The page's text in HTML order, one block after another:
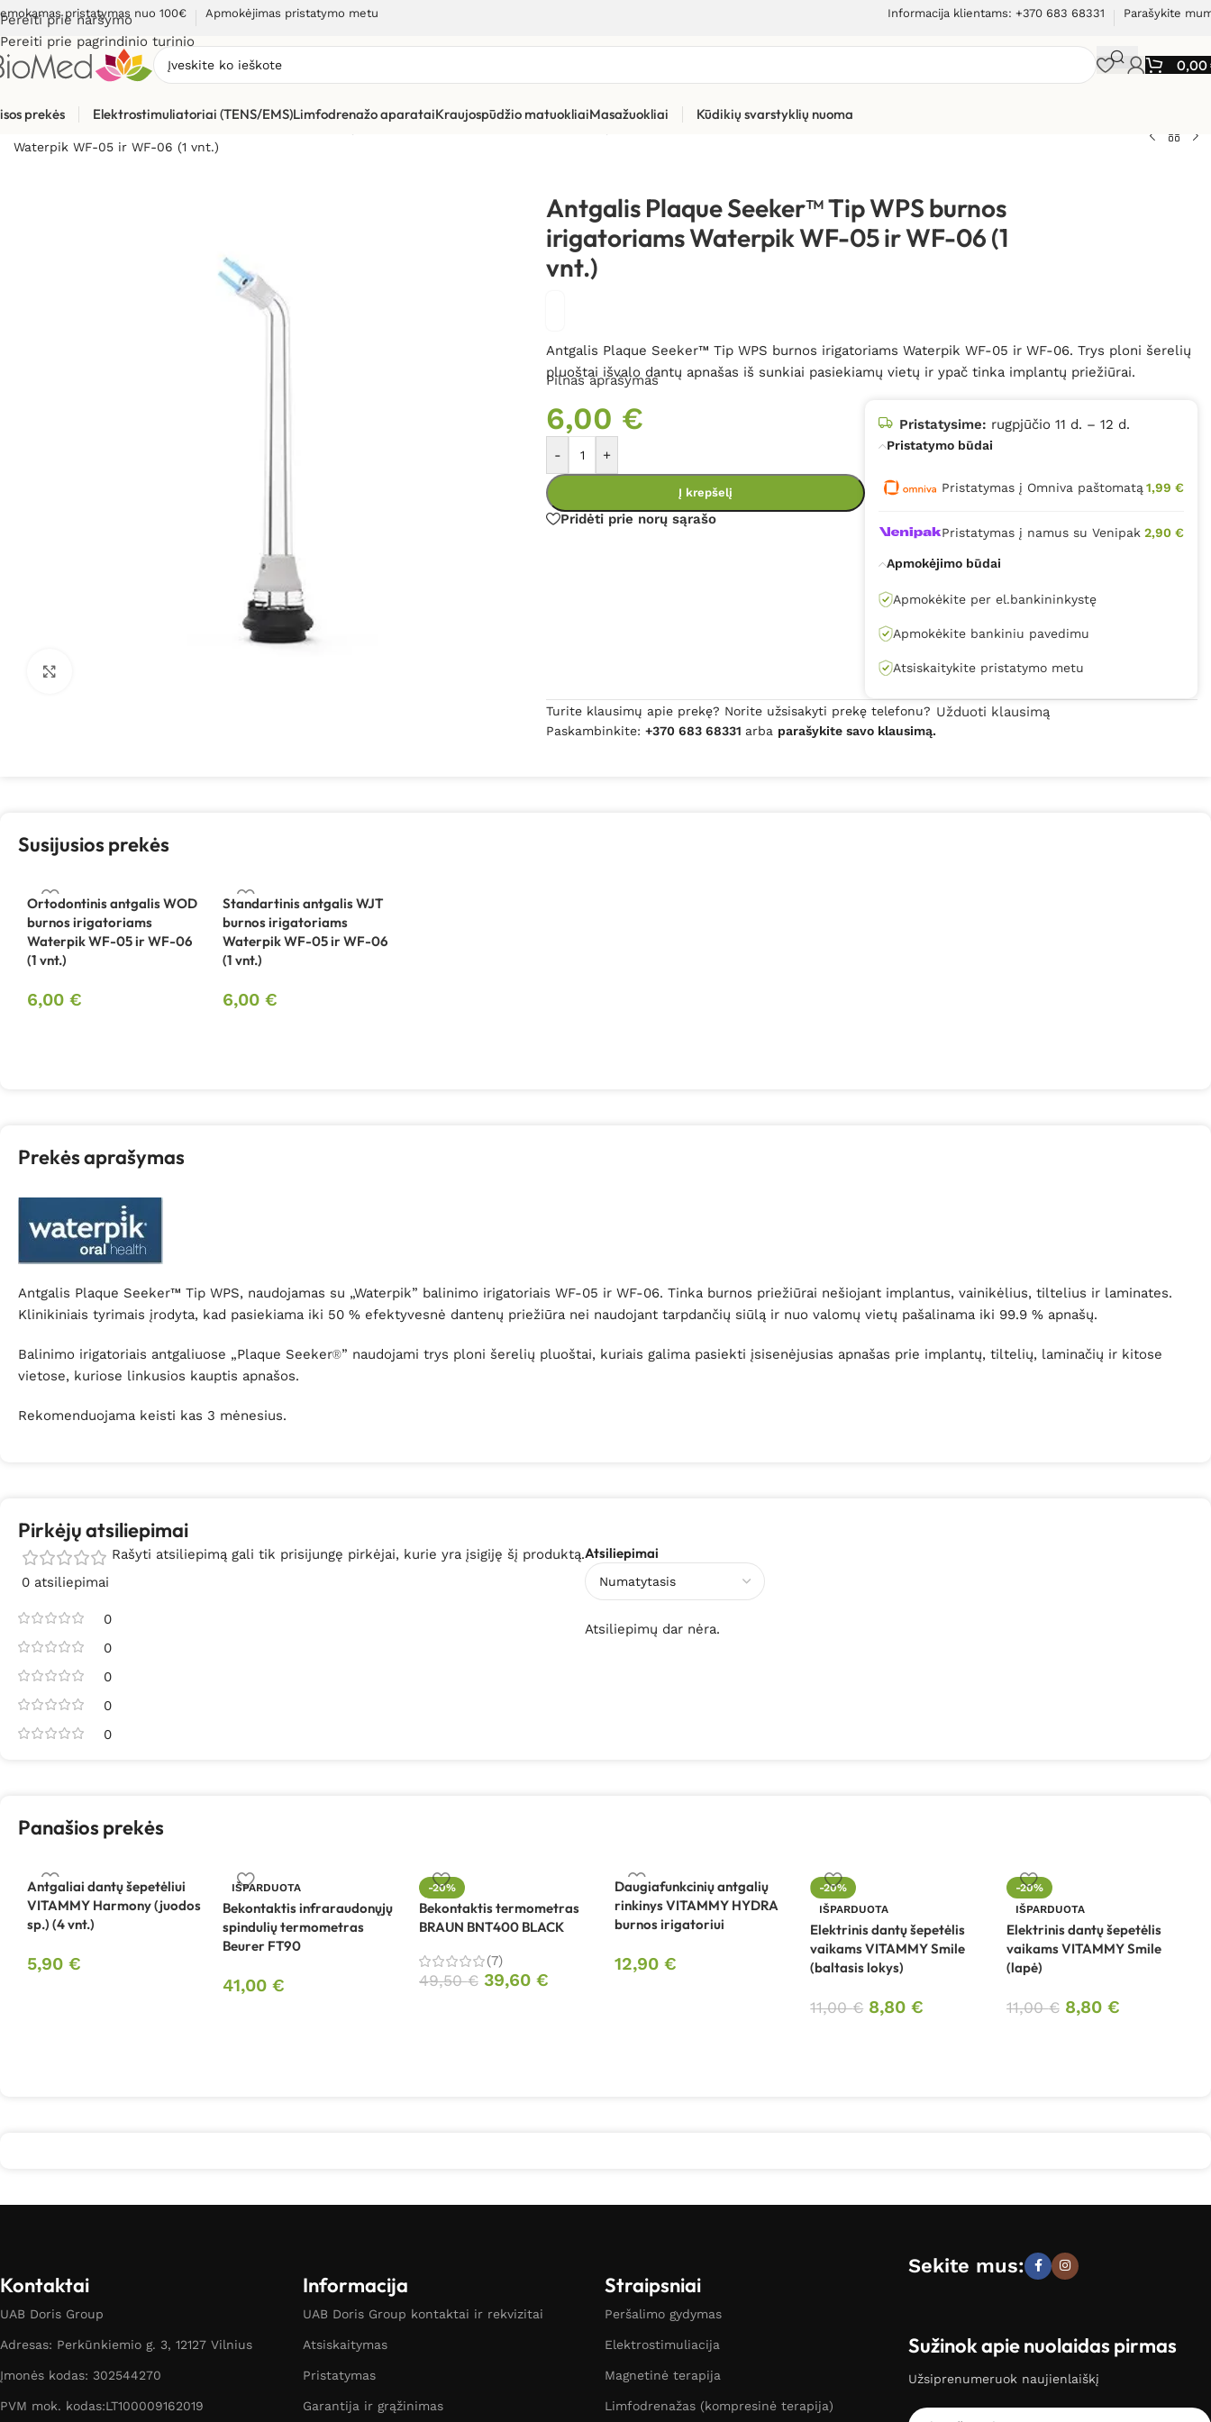
Pereiti prie naršymo
Pereiti prie pagrindinio turinio
pristatymas nuo 100€ Apmokėjimas pristatymo metu Informacija klientams: +370 683 68331 Parašykite
0,00
prekės Elektrostimuliatoriai (TENS/EMS)Limfodrenažo aparataiKraujospūdžio matuokliaiMasažuokliai Kūdikių svarstyklių nuoma
Sveikatos priežiūrai Burnos irigatorių pakaitiniai antgaliai ir kita
Antgalis Plaque Seeker™ Tip WPS burnos irigatoriams
Waterpik WF-05 ir WF-06 (1 vnt.)
Antgalis Plaque Seeker™ Tip WPS burnos
irigatoriams Waterpik WF-05 ir WF-06 (1
vnt.)
Antgalis Plaque Seeker™ Tip WPS burnos irigatoriams Waterpik WF-05 ir WF-06. Trys ploni šerelių
pluoštai išvalo dantų apnašas iš sunkiai pasiekiamų vietų ir ypač tinka implantų priežiūrai.
Pilnas aprašymas
6,00 €
- +
Į krepšelį
Pridėti prie norų sąrašo
Pristatysime: rugpjūčio 11 d. – 12 d.
Pristatymo būdai
Pristatymas į Omniva paštomatą 1,99 €
Pristatymas į namus su Venipak 2,90 €
Apmokėjimo būdai
Apmokėkite per el.bankininkystę
Apmokėkite bankiniu pavedimu
Atsiskaitykite pristatymo metu
Turite klausimų apie prekę? Norite užsisakyti prekę telefonu?
Paskambinkite:+370 683 68331 arba parašykite savo klausimą.
Užduoti klausimą
Susijusios prekės
Ortodontinis antgalis WOD
burnos irigatoriams
Waterpik WF-05 ir WF-06
(1 vnt.)
6,00 €
Standartinis antgalis WJT
burnos irigatoriams
Waterpik WF-05 ir WF-06
(1 vnt.)
6,00€
Prekės aprašymas
Antgalis Plaque Seeker™ Tip WPS, naudojamas su „Waterpik” balinimo irigatoriais WF-05 ir WF-06. Tinka burnos priežiūrai nešiojant implantus, vainikėlius, tiltelius ir laminates.
Klinikiniais tyrimais įrodyta, kad pasiekiama iki 50 % efektyvesnė dantenų priežiūra nei naudojant tarpdančių siūlą ir nuo valomų vietų pašalinama iki 99.9 % apnašų.
Balinimo irigatoriais antgaliuose „Plaque Seeker®” naudojami trys ploni šerelių pluoštai, kuriais galima pasiekti įsisenėjusias apnašas prie implantų, tiltelių, laminačių ir kitose
vietose, kuriose linkusios kauptis apnašos.
Rekomenduojama keisti kas 3 mėnesius.
Pirkėjų atsiliepimai
0 atsiliepimai
0
0
0
0
0
Atsiliepimai
Atsiliepimų dar nėra.
Rašyti atsiliepimą gali tik prisijungę pirkėjai, kurie yra įsigiję šį produktą.
Panašios prekės
Antgaliai dantų šepetėliui
VITAMMY Harmony (juodos
sp.) (4 vnt.)
5,90 €
IŠPARDUOTA
Bekontaktis infraraudonųjų
spindulių termometras
Beurer FT90
41,00€
-20%
Bekontaktis termometras
BRAUN BNT400 BLACK
(7)
49,50€ 39,60 €
Daugiafunkcinių antgalių
rinkinys VITAMMY HYDRA
burnos irigatoriui
12,90 €
-20%
IŠPARDUOTA
Elektrinis dantų šepetėlis
vaikams VITAMMY Smile
(baltasis lokys)
11,00€ 8,80€
-20%
IŠPARDUOTA
Elektrinis dantų šepetėlis
vaikams VITAMMY Smile
(lapė)
11,00€ 8,80 €
Kontaktai
UAB Doris Group
Adresas: Perkūnkiemio g. 3, 12127 Vilnius
Įmonės kodas: 302544270
PVM mok. kodas:LT100009162019
Informacija
UAB Doris Group kontaktai ir rekvizitai
Atsiskaitymas
Pristatymas
Garantija ir grąžinimas
Straipsniai
Peršalimo gydymas
Elektrostimuliacija
Magnetinė terapija
Limfodrenažas (kompresinė terapija)
Sekite mus:
Sužinok apie nuolaidas pirmas
Užsiprenumeruok naujienlaiškį